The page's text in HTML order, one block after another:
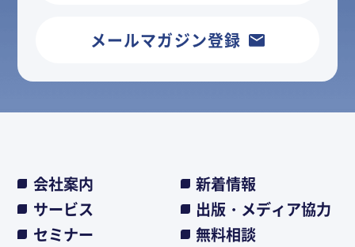
メールマガジン登録
会社案内
新着情報
サービス
出版・メディア協力
セミナー
無料相談